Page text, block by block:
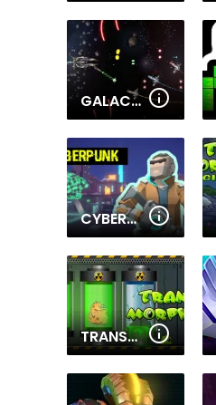
GALACTIC WAR
CYBERPUNK: RESISTANCE
TRANSMORPHER